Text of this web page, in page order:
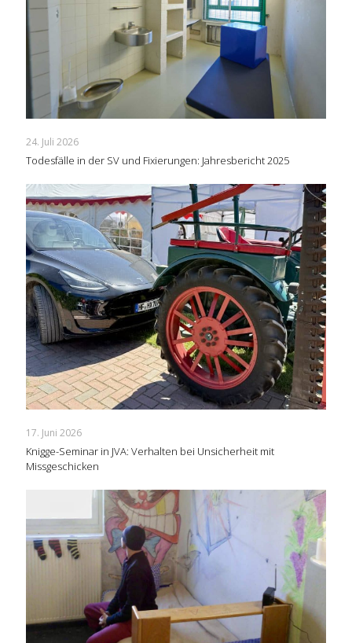
24. Juli 2026
Todesfälle in der SV und Fixierungen: Jahresbericht 2025
17. Juni 2026
Knigge-Seminar in JVA: Verhalten bei Unsicherheit mit
Missgeschicken